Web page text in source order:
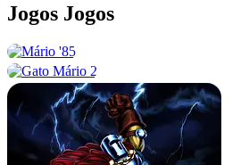
Jogos Jogos